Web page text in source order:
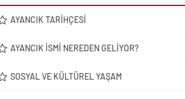
DOLAR
47,5953
AYANCIK TARIHÇESI
AYANCIK İSMI NEREDEN GELIYOR?
SOSYAL VE KÜLTÜREL YAŞAM